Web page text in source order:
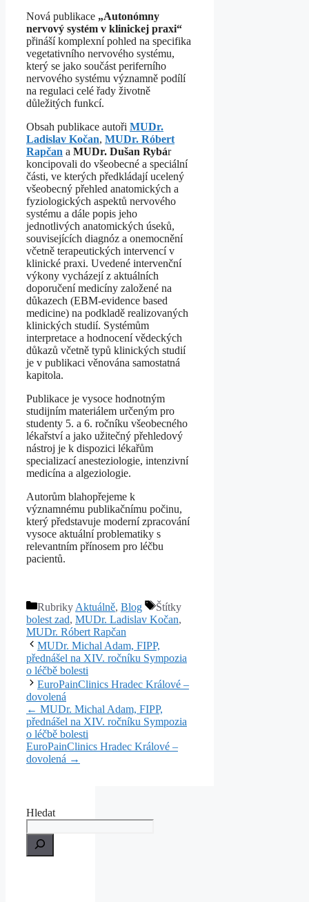
Nová publikace „Autonómny
nervový systém v klinickej praxi“
přináší komplexní pohled na specifika
vegetativního nervového systému,
který se jako součást periferního
nervového systému významně podílí
na regulaci celé řady životně
důležitých funkcí.
Obsah publikace autoři MUDr.
Ladislav Kočan, MUDr. Róbert
Rapčan a MUDr. Dušan Rybár
koncipovali do všeobecné a speciální
části, ve kterých předkládají ucelený
všeobecný přehled anatomických a
fyziologických aspektů nervového
systému a dále popis jeho
jednotlivých anatomických úseků,
souvisejících diagnóz a onemocnění
včetně terapeutických intervencí v
klinické praxi. Uvedené intervenční
výkony vycházejí z aktuálních
doporučení medicíny založené na
důkazech (EBM-evidence based
medicine) na podkladě realizovaných
klinických studií. Systémům
interpretace a hodnocení vědeckých
důkazů včetně typů klinických studií
je v publikaci věnována samostatná
kapitola.
Publikace je vysoce hodnotným
studijním materiálem určeným pro
studenty 5. a 6. ročníku všeobecného
lékařství a jako užitečný přehledový
nástroj je k dispozici lékařům
specializací anesteziologie, intenzivní
medicína a algeziologie.
Autorům blahopřejeme k
významnému publikačnímu počinu,
který představuje moderní zpracování
vysoce aktuální problematiky s
relevantním přínosem pro léčbu
pacientů.
Rubriky Aktuálně, Blog
Štítky
bolest zad, MUDr. Ladislav Kočan,
MUDr. Róbert Rapčan
MUDr. Michal Adam, FIPP,
přednášel na XIV. ročníku Sympozia
o léčbě bolesti
EuroPainClinics Hradec Králové –
dovolená
← MUDr. Michal Adam, FIPP,
přednášel na XIV. ročníku Sympozia
o léčbě bolesti
EuroPainClinics Hradec Králové –
dovolená →
Hledat